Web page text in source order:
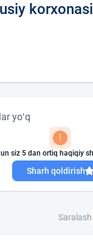
korxonasi
yo‘q
!
siz 5 dan ortiq haqiqiy
Sharh qoldirish
Saralash